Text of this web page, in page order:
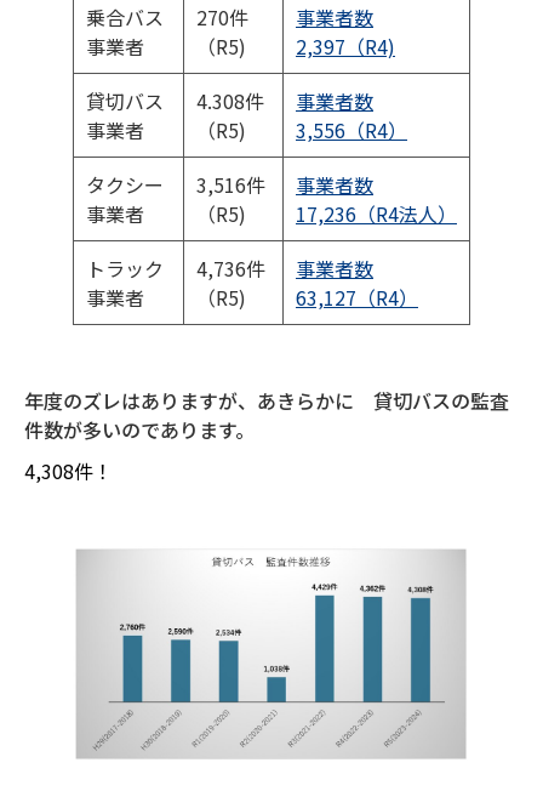
乗合バス
事業者
270件
（R5)
事業者数
2,397（R4)
貸切バス
事業者
4.308件
（R5)
事業者数
3,556（R4）
タクシー
事業者
3,516件
（R5)
事業者数
17,236（R4法人）
トラック
事業者
4,736件
（R5)
事業者数
63,127（R4）
年度のズレはありますが、あきらかに 貸切バスの監査
件数が多いのであります。
4,308件！